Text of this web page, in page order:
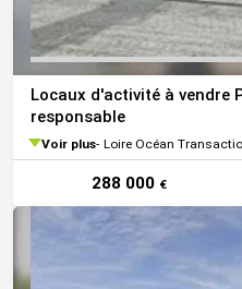
Locaux d'activité à vendre
responsable
Voir plus Loire Océan
288 000 €